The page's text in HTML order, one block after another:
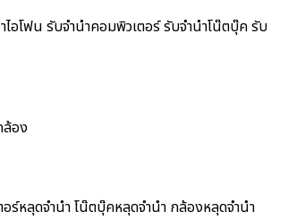
อโฟน รับจำนำคอมพิวเตอร์ รับจำนำโน๊ตบุ๊ค รับ
ล้อง
ร์หลุดจำนำ โน๊ตบุ๊คหลุดจำนำ กล้องหลุดจำนำ